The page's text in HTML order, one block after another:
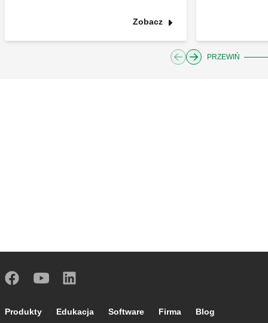
Zobacz
PRZEWIŃ
Footer main navigation
Produkty Edukacja Software Firma Blog